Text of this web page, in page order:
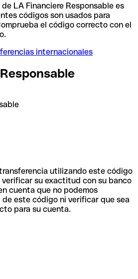
LA Financiere Responsable es
códigos son usados para
el código correcto con el
internacionales
utilizando este código
su exactitud con su banco
cuenta que no podemos
este código ni verificar que sea
para su cuenta.